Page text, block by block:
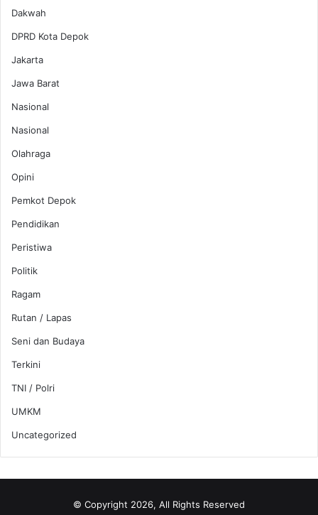
Dakwah
DPRD Kota Depok
Jakarta
Jawa Barat
Nasional
Nasional
Olahraga
Opini
Pemkot Depok
Pendidikan
Peristiwa
Politik
Ragam
Rutan / Lapas
Seni dan Budaya
Terkini
TNI / Polri
UMKM
Uncategorized
© Copyright 2026, All Rights Reserved